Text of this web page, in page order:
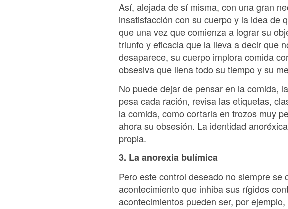
Así, alejada de sí misma, con una gran
insatisfacción con su cuerpo y la idea de
que una vez que comienza a lograr su
triunfo y eficacia que la lleva a decir que
desaparece, su cuerpo implora comida
obsesiva que llena todo su tiempo y su
No puede dejar de pensar en la comida,
pesa cada ración, revisa las etiquetas,
la comida, como cortarla en trozos muy
ahora su obsesión. La identidad
propia.
3. La anorexia bulímica
Pero este control deseado no siempre
acontecimiento que inhiba sus rígidos
acontecimientos pueden ser, por